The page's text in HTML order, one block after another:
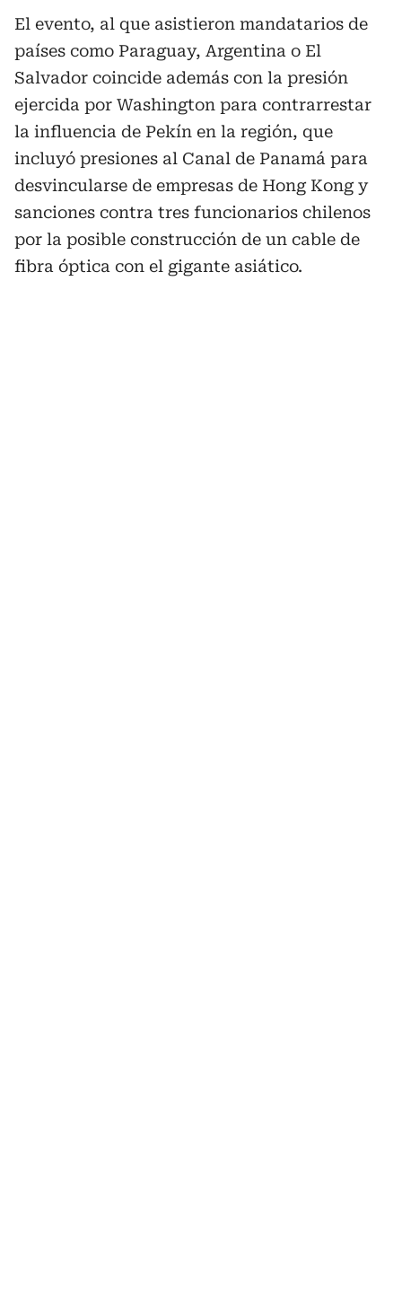
El evento, al que asistieron mandatarios de
países como Paraguay, Argentina o El
Salvador coincide además con la presión
ejercida por Washington para contrarrestar
la influencia de Pekín en la región, que
incluyó presiones al Canal de Panamá para
desvincularse de empresas de Hong Kong y
sanciones contra tres funcionarios chilenos
por la posible construcción de un cable de
fibra óptica con el gigante asiático.